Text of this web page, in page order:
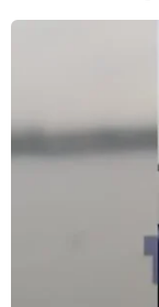
Chủ tịch nước